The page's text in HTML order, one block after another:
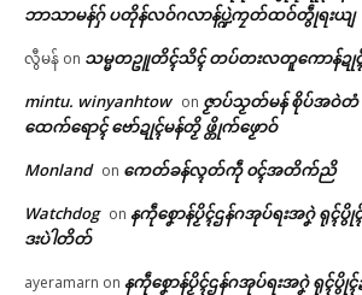
ဘာသာမန်ဂှ် ပတိုန်လဝ်ဂလာန်ပ္ဍဲကၠတ်ထဝ်တွဵုရးယျ
လွီမန် on သမ္မတဥူတိၚ်သိၚ် တပ်တးလတူကောန်
mintu. winyanhtow on ဇၟာပ်သၟတ်မန် စိုပ်အဝဲတံ
ထေက်ရောၚ် ဗော်ဍုၚ်မန်တၟိ ဖ္တိုက်ဖၟောဝ်
Monland on ကေတ်ခန်လ္ၚတ်ကဵု ၀ၚ်အတိက်ညိ
Watchdog on နကဵုစၞောန်ပၟိၚ်ဌန်ဂအုပ်ရးအဂၞဲ ရုၚ်ပွို
ဒးပဲါတိတ်
ayeramarn on နကဵုစၞောန်ပၟိၚ်ဌန်ဂအုပ်ရးအဂၞဲ ရုၚ်ပွို